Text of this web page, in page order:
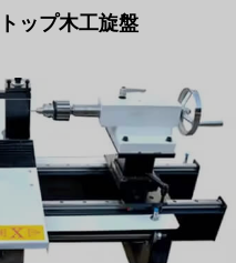
ップ木工旋盤